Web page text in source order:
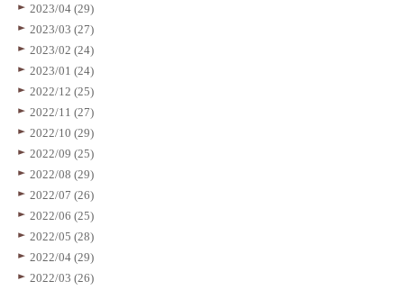
2023/04 (29)
2023/03 (27)
2023/02 (24)
2023/01 (24)
2022/12 (25)
2022/11 (27)
2022/10 (29)
2022/09 (25)
2022/08 (29)
2022/07 (26)
2022/06 (25)
2022/05 (28)
2022/04 (29)
2022/03 (26)